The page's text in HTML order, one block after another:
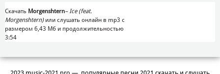
Скачать Morgenshtern– Ice (feat.
Morgenshtern)или слушать онлайн в mp3 с
размером 6,43 Mб и продолжительностью
3:54